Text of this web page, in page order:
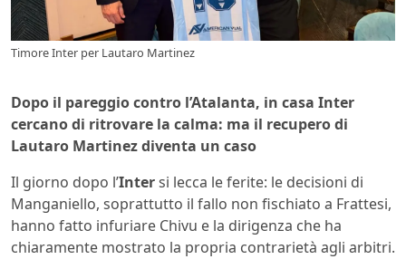
Timore Inter per Lautaro Martinez
Dopo il pareggio contro l’Atalanta, in casa Inter
cercano di ritrovare la calma: ma il recupero di
Lautaro Martinez diventa un caso
Il giorno dopo l’Intersi lecca le ferite: le decisioni di
Manganiello, soprattutto il fallo non fischiato a Frattesi,
hanno fatto infuriare Chivu e la dirigenza che ha
chiaramente mostrato la propria contrarietà agli arbitri.